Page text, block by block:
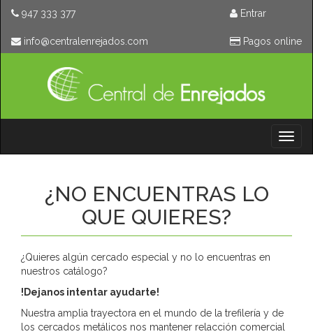
947 333 377
moc.sodajernelartnec@ofni
Entrar
Pagos online
¿NO ENCUENTRAS LO
QUE QUIERES?
¿Quieres algún cercado especial y no lo encuentras en
nuestros catálogo?
!Dejanos intentar ayudarte!
Nuestra amplia trayectora en el mundo de la trefilería y de
los cercados metálicos nos mantener relacción comercial